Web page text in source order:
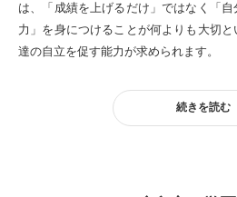
オンライン指導は全国対応
は、「成績を上げるだけ」ではなく「
力」を身につけることが何よりも大切
達の自立を促す能力が求められます。
続きを読む